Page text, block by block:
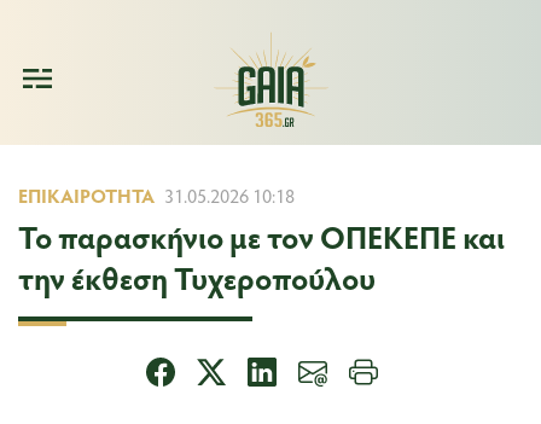
ΕΠΙΚΑΙΡΌΤΗΤΑ 31.05.2026 10:18
Το παρασκήνιο με τον ΟΠΕΚΕΠΕ και
την έκθεση Τυχεροπούλου